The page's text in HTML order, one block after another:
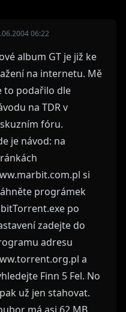
06:22
album GT je již ke
na internetu. Mě
to podařilo dle
na TDR v
fóru.
je návod: na
si
prográmek
po
zadejte do
adresu
a
Finn 5 Fel. No
už jen stahovat.